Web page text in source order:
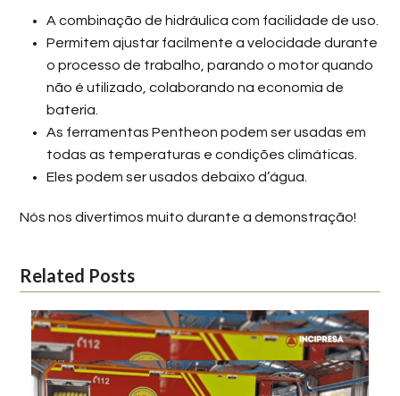
A combinação de hidráulica com facilidade de uso.
Permitem ajustar facilmente a velocidade durante
o processo de trabalho, parando o motor quando
não é utilizado, colaborando na economia de
bateria.
As ferramentas Pentheon podem ser usadas em
todas as temperaturas e condições climáticas.
Eles podem ser usados ​​debaixo d’água.
Nós nos divertimos muito durante a demonstração!
Related Posts